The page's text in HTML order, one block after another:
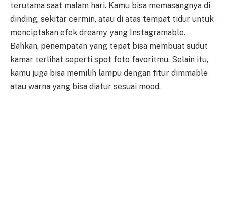
terutama saat malam hari. Kamu bisa memasangnya di
dinding, sekitar cermin, atau di atas tempat tidur untuk
menciptakan efek dreamy yang Instagramable.
Bahkan, penempatan yang tepat bisa membuat sudut
kamar terlihat seperti spot foto favoritmu. Selain itu,
kamu juga bisa memilih lampu dengan fitur dimmable
atau warna yang bisa diatur sesuai mood.